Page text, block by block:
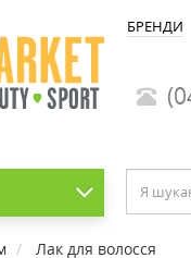
БРЕНДИ
Лак для волосся